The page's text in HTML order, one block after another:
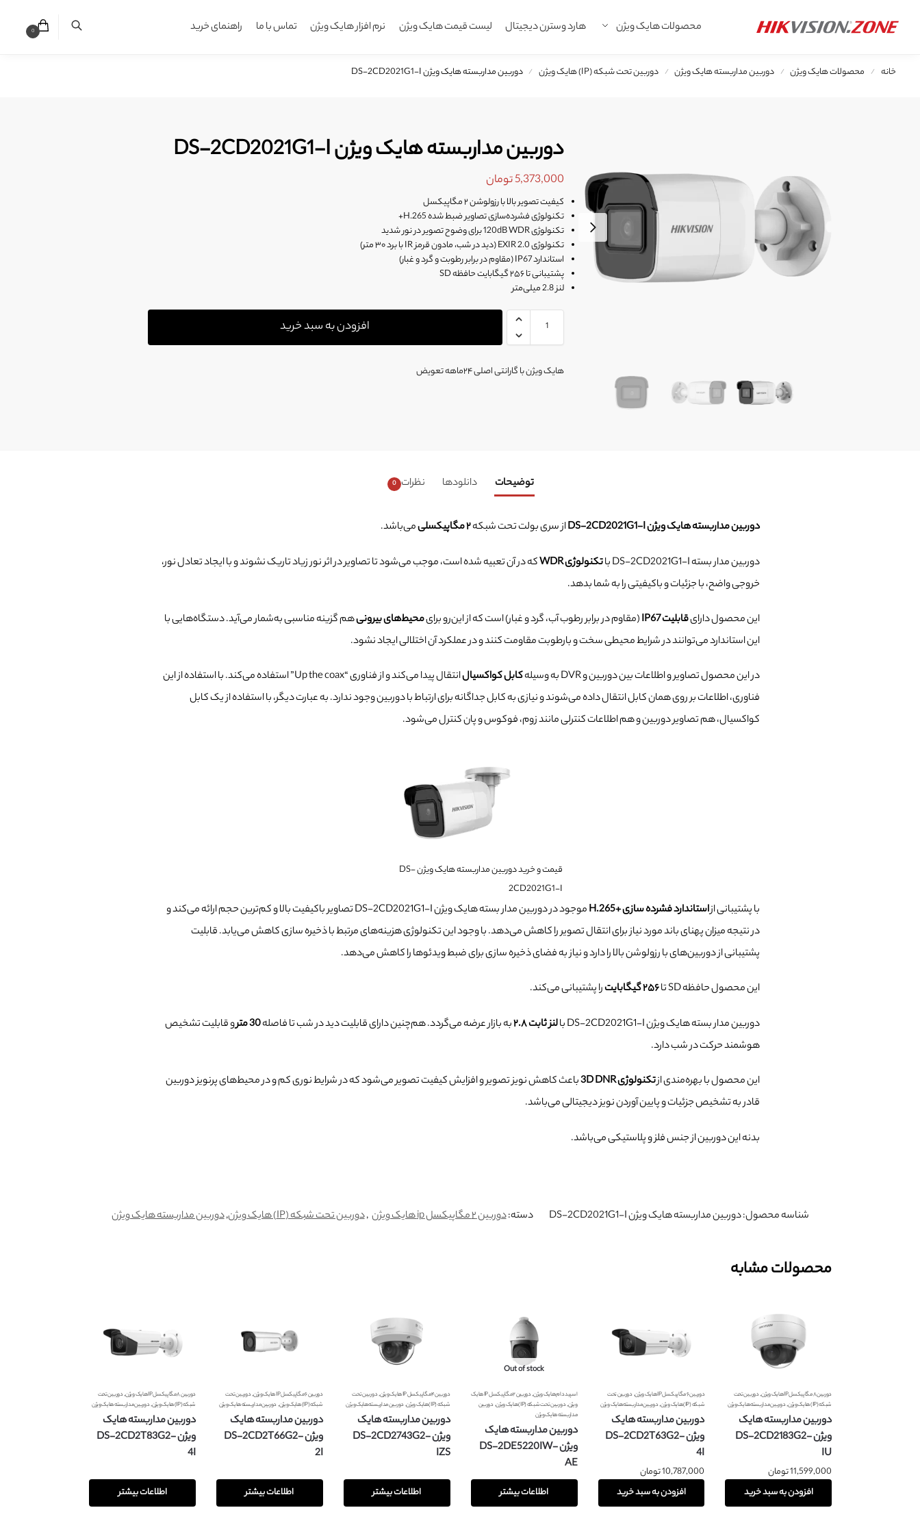
محصولات هایک ویژن هارد وسترن دیجیتال لیست قیمت هایک ویژن نرم افزار هایک ویژن تماس با ما راهنمای خرید محصولات جدید
جستجو
0
خانه / محصولات هایک ویژن / دوربین مداربسته هایک ویژن / دوربین تحت شبکه (IP) هایک ویژن / دوربین مداربسته هایک ویژن DS-2CD2021G1-I
دوربین مداربسته هایک ویژن DS-2CD2021G1-I
5,373,000تومان
کیفیت تصویر بالا با رزولوشن ۲ مگاپیکسل
تکنولوژی فشرده‌سازی تصاویر ضبط شده H.265+
تکنولوژی 120dB WDR برای وضوح تصویر در نور شدید
تکنولوژی EXIR 2.0 (دید در شب، مادون قرمز IR با برد ۳۰ متر)
استاندارد IP67 (مقاوم در برابر رطوبت و گرد و غبار)
پشتیبانی تا ۲۵۶ گیگابایت حافظه SD
لنز 2.8 میلی‌متر
افزودن به سبد خرید
هایک ویژن با گارانتی اصلی ۲۴ماهه تعویض
توضیحات دانلودها نظرات 0
دوربین مداربسته هایک ویژن DS-2CD2021G1-I از سری بولت تحت شبکه۲ مگاپیکسلی می‌باشد.
دوربین مدار بسته DS-2CD2021G1-I با تکنولوژیWDR
که در آن تعبیه شده است، موجب می‌شود تا تصاویر در اثر نور زیاد تاریک نشوند و با ایجاد تعادل نور،
خروجی واضح، با جزئیات و باکیفیتی را به شما بدهد.
این محصول دارایقابلیتIP67 (مقاوم در برابر رطوب آب، گرد و غبار) است که از این‌رو برایمحیط‌های بیرونیهم گزینه مناسبی به‌شمار می‌آید. دستگاه‌هایی با
این استاندارد می‌توانند در شرایط محیطی سخت و بارطوبت مقاومت کنند و در عملکرد آن اختلالی ایجاد نشود.
در این محصول تصاویر و اطلاعات بین دوربین و DVR به وسیله کابل کواکسیال
انتقال پیدا می‌کند و از فناوری “Up the coax” استفاده می‌کند. با استفاده از این
فناوری، اطلاعات بر روی همان کابل انتقال داده می‌شوند و نیازی به کابل جداگانه برای ارتباط با دوربین وجود ندارد. به عبارت دیگر، با استفاده از یک کابل
کواکسیال، هم تصاویر دوربین و هم اطلاعات کنترلی مانند زوم، فوکوس و پان کنترل می‌شود.
قیمت و خرید دوربین مداربسته هایک ویژن DS-
2CD2021G1-I
با پشتیبانی ازاستاندارد فشرده سازی +H.265
موجود در دوربین مدار بسته هایک ویژن DS-2CD2021G1-I تصاویر باکیفیت بالا و کم‌ترین حجم ارائه می‌کند و
در نتیجه میزان پهنای باند مورد نیاز برای انتقال تصویر را کاهش می‌دهد. با وجود این تکنولوژی هزینه‌های مرتبط با ذخیره سازی کاهش می‌یابد. قابلیت
پشتیبانی از دوربین‌های با رزولوشن بالا را دارد و نیاز به فضای ذخیره سازی برای ضبط ویدئوها را کاهش می‌دهد.
این محصول حافظه SD تا ۲۵۶ گیگابایت را پشتیبانی می‌کند.
دوربین مدار بسته هایک ویژن DS-2CD2021G1-I با لنز ثابت ۲.۸ به بازار عرضه می‌گردد. هم‌چنین دارای قابلیت دید در شب تا فاصله30 متر
و قابلیت تشخیص
هوشمند حرکت در شب دارد.
این محصول با بهره‌مندی ازتکنولوژی 3D DNR
باعث کاهش نویز تصویر و افزایش کیفیت تصویر می‌شود که در شرایط نوری کم و در محیط‌های پرنویز دوربین
قادر به تشخیص جزئیات و پایین آوردن نویز دیجیتالی می‌باشد.
بدنه این دوربین از جنس فلز و پلاستیکی می‌باشد.
شناسه محصول:دوربین مداربسته هایک ویژن DS-2CD2021G1-I دسته:دوربین ۲ مگاپیکسل ip هایک ویژن ,دوربین تحت شبکه (IP) هایک ویژن ,دوربین مداربسته هایک ویژن
محصولات مشابه
دوربین ۸ مگاپیکسل IP هایک ویژن ,دوربین تحت
شبکه (IP) هایک ویژن
,دوربین مداربسته هایک ویژن
دوربین مداربسته هایک
ویژن DS-2CD2183G2-
IU
11,599,000تومان
افزودن به سبد خرید
دوربین ۶ مگاپیکسل IP هایک ویژن ,دوربین تحت
شبکه (IP) هایک ویژن
,دوربین مداربسته هایک ویژن
دوربین مداربسته هایک
ویژن DS-2CD2T63G2-
4I
10,787,000تومان
افزودن به سبد خرید
Out of stock
اسپید دام هایک ویژن,
دوربین ۲ مگاپیکسل IP هایک
ویژن,دوربین تحت شبکه (IP) هایک ویژن ,دوربین
مداربسته هایک ویژن
دوربین مداربسته هایک
ویژن DS-2DE5220IW-
AE
اطلاعات بیشتر
دوربین ۴ مگاپیکسل IP هایک ویژن ,دوربین تحت
شبکه (IP) هایک ویژن
,دوربین مداربسته هایک ویژن
دوربین مداربسته هایک
ویژن DS-2CD2743G2-
IZS
اطلاعات بیشتر
دوربین ۶ مگاپیکسل IP هایک ویژن ,دوربین تحت
شبکه (IP) هایک ویژن
,دوربین مداربسته هایک ویژن
دوربین مداربسته هایک
ویژن DS-2CD2T66G2-
2I
اطلاعات بیشتر
دوربین ۸ مگاپیکسل IP هایک ویژن ,دوربین تحت
شبکه (IP) هایک ویژن
,دوربین مداربسته هایک ویژن
دوربین مداربسته هایک
ویژن DS-2CD2T83G2-
4I
اطلاعات بیشتر